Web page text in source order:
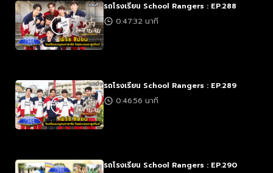
รถโรงเรียน School Rangers : EP.288
0:47:32 นาที
รถโรงเรียน School Rangers : EP.289
0:46:56 นาที
รถโรงเรียน School Rangers : EP.290